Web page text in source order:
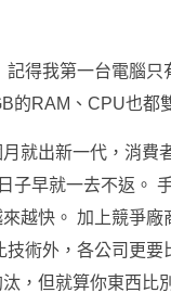
得我第一台電腦
的RAM、CPU也都
就出新一代，消費
子早就一去不返。
越快。 加上競爭廠
術外，各公司更要
，但就算你東西比